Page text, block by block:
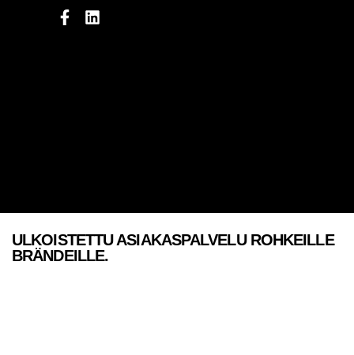
ULKOISTETTU ASIAKASPALVELU ROHKEILLE
BRÄNDEILLE.